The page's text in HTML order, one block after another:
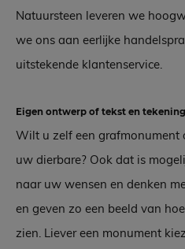
Natuursteen leveren we
we ons aan eerlijke
uitstekende klantenservice.
Eigen ontwerp of tekst en tekening
Wilt u zelf een grafmonument
uw dierbare? Ook dat is
naar uw wensen en denken
en geven zo een beeld van
zien. Liever een monument